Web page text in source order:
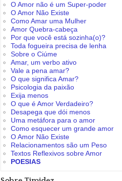
O Amor não é um Super-poder
O Amor Não Existe
Como Amar uma Mulher
Amor Quebra-cabeça
Por que você está sozinha(o)?
Toda fogueira precisa de lenha
Sobre o Ciúme
Amar, um verbo ativo
Vale a pena amar?
O que significa Amar?
Psicologia da paixão
Exija menos
O que é Amor Verdadeiro?
Desapega que dói menos
Uma metáfora para o amor
Como esquecer um grande amor
O Amor Não Existe
Relacionamentos são um Peso
Textos Reflexivos sobre Amor
POESIAS